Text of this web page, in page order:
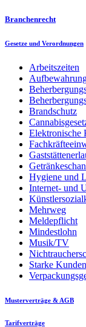
Branchenrecht
Gesetze und Verordnungen
Arbeitszeiten
Brandschutz
Elektronische
Hygiene und
Internet- und
Mehrweg
Meldepflicht
Mindestlohn
Musik/TV
Starke
Musterverträge & AGB
Tarifverträge